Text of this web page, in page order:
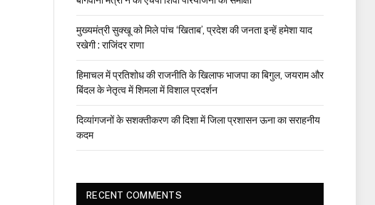
मुख्यमंत्री सुक्खू को मिले पांच ‘खिताब’, प्रदेश की जनता इन्हें हमेशा याद
रखेगी : राजिंदर राणा
हिमाचल में प्रतिशोध की राजनीति के खिलाफ भाजपा का बिगुल, जयराम और
बिंदल के नेतृत्व में शिमला में विशाल प्रदर्शन
दिव्यांगजनों के सशक्तीकरण की दिशा में जिला प्रशासन ऊना का सराहनीय
कदम
RECENT COMMENTS